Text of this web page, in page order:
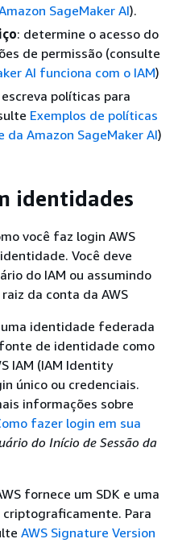
SageMaker AI).
: determine o acesso do
de permissão (consulte
AI funciona com o IAM)
escreva políticas para
Exemplos de políticas
Amazon SageMaker AI)
identidades
você faz login AWS
Você deve
do IAM ou assumindo
da conta da AWS
identidade federada
de identidade como
IAM (IAM Identity
único ou credenciais.
informações sobre
fazer login em sua
do Início de Sessão da
fornece um SDK e uma
criptograficamente. Para
AWS Signature Version